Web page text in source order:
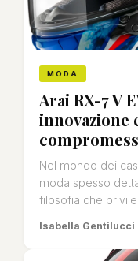
MODA
Arai RX-7 V
innovazione
Nel mondo dei
moda spesso
filosofia che
Isabella Gentilucci